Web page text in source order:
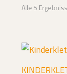
Alle 5